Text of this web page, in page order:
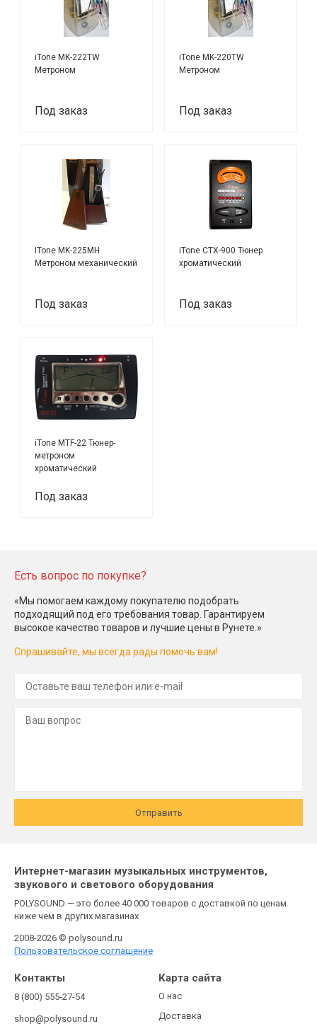
iTone MK-222TW
Метроном
Под заказ
iTone MK-220TW
Метроном
Под заказ
ITone MK-225MH
Метроном механический
Под заказ
iTone CTX-900 Тюнер
хроматический
Под заказ
iTone MTF-22 Тюнер-
метроном
хроматический
Под заказ
Есть вопрос по покупке?
«Мы помогаем каждому покупателю подобрать
подходящий под его требования товар. Гарантируем
высокое качество товаров и лучшие цены в Рунете.»
Спрашивайте, мы всегда рады помочь вам!
Отправить
Интернет-магазин музыкальных инструментов,
звукового и светового оборудования
POLYSOUND — это более 40 000 товаров с доставкой по ценам
ниже чем в других магазинах
2008-2026 © polysound.ru
Пользовательское соглашение
Контакты
8 (800) 555-27-54
shop@polysound.ru
Карта сайта
О нас
Доставка